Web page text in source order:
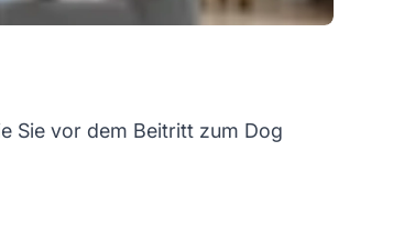
Sie vor dem Beitritt zum Dog